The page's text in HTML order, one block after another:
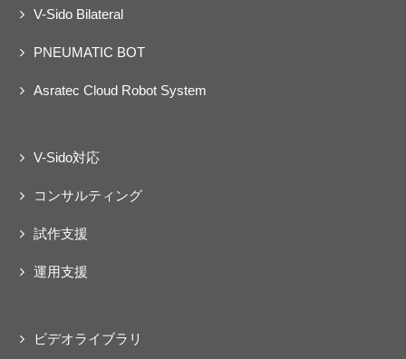
V-Sido Bilateral
PNEUMATIC BOT
Asratec Cloud Robot System
V-Sido対応
コンサルティング
試作支援
運用支援
ビデオライブラリ